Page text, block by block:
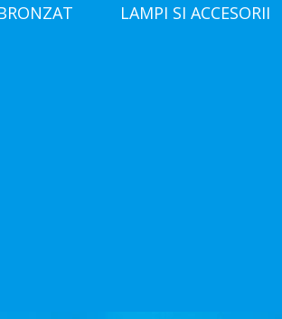
LAMPI SI ACCESORII